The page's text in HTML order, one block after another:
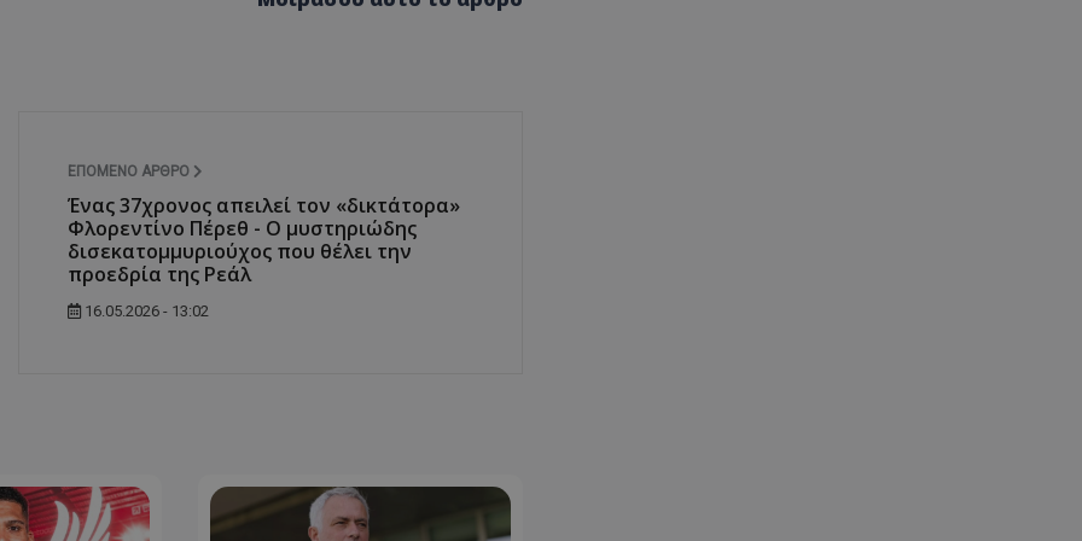
ΕΠΌΜΕΝΟ ΆΡΘΡΟ
Ένας 37χρονος απειλεί τον «δικτάτορα»
Φλορεντίνο Πέρεθ - Ο μυστηριώδης
δισεκατομμυριούχος που θέλει την
προεδρία της Ρεάλ
16.05.2026 - 13:02